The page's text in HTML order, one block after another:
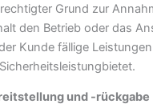
Grund zur
den Betrieb oder das
Kunde fällige
und -rückgabe